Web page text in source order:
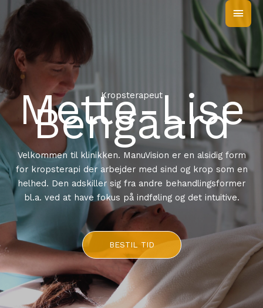
to
content
MAIN
Kropsterapeut
Mette-Lise
Bengaard
Velkommen til klinikken. ManuVision er en alsidig form
for kropsterapi der arbejder med sind og krop som en
helhed. Den adskiller sig fra andre behandlingsformer
bl.a. ved at have fokus på indføling og det intuitive.
BESTIL TID